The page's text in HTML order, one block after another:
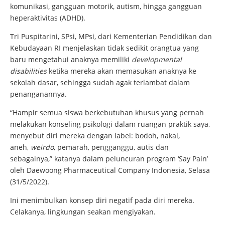
komunikasi, gangguan motorik, autism, hingga gangguan
heperaktivitas (ADHD).
Tri Puspitarini, SPsi, MPsi, dari Kementerian Pendidikan dan
Kebudayaan RI menjelaskan tidak sedikit orangtua yang
baru mengetahui anaknya memiliki developmental
disabilitiesketika mereka akan memasukan anaknya ke
sekolah dasar, sehingga sudah agak terlambat dalam
penanganannya.
“Hampir semua siswa berkebutuhan khusus yang pernah
melakukan konseling psikologi dalam ruangan praktik saya,
menyebut diri mereka dengan label: bodoh, nakal,
aneh, weirdo, pemarah, pengganggu, autis dan
sebagainya,” katanya dalam peluncuran program ‘Say Pain’
oleh Daewoong Pharmaceutical Company Indonesia, Selasa
(31/5/2022).
Ini menimbulkan konsep diri negatif pada diri mereka.
Celakanya, lingkungan seakan mengiyakan.